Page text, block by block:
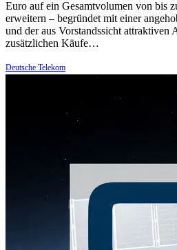
Euro auf ein Gesamtvolumen von bis
erweitern – begründet mit einer
und der aus Vorstandssicht attraktiven
zusätzlichen Käufe…
Deutsche Telekom